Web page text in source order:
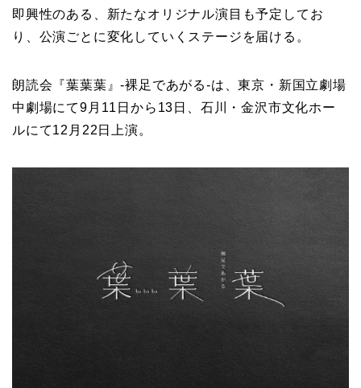
即興性のある、新たなオリジナル演目も予定してお
り、公演ごとに変化していくステージを届ける。
朗読会『葉葉葉』-裸足であがる-は、東京・新国立劇場
中劇場にて9月11日から13日、石川・金沢市文化ホー
ルにて12月22日上演。